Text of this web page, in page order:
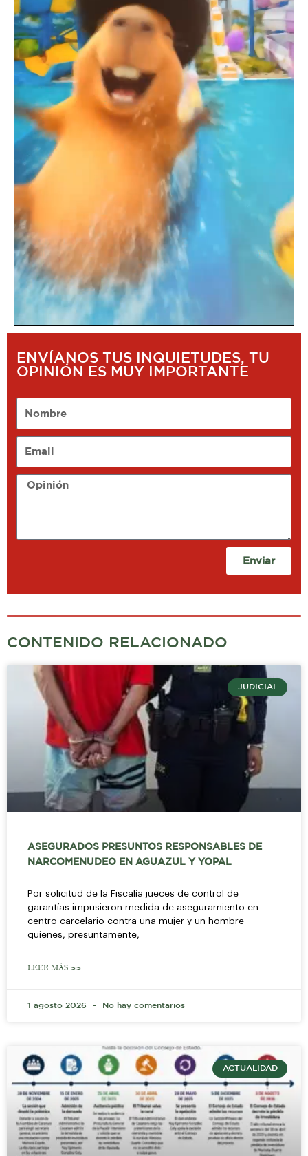
ENVÍANOS TUS INQUIETUDES, TU
OPINIÓN ES MUY IMPORTANTE
Opinión
Enviar
CONTENIDO RELACIONADO
JUDICIAL
ASEGURADOS PRESUNTOS RESPONSABLES DE
NARCOMENUDEO EN AGUAZUL Y YOPAL
Por solicitud de la Fiscalía jueces de control de
garantías impusieron medida de aseguramiento en
centro carcelario contra una mujer y un hombre
quienes, presuntamente,
LEER MÁS >>
1 agosto 2026 No hay comentarios
ACTUALIDAD